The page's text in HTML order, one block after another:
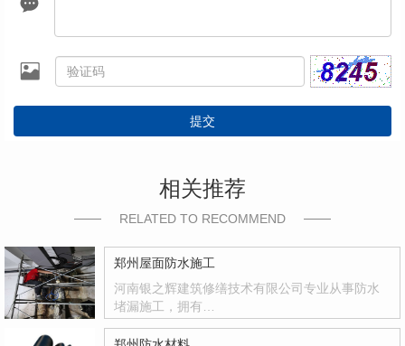
提交
相关推荐
RELATED TO RECOMMEND
郑州屋面防水施工
河南银之辉建筑修缮技术有限公司专业从事防水
堵漏施工，拥有…